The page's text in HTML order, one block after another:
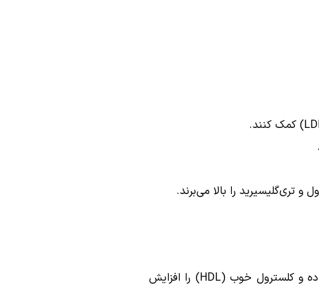
را بالا می‌برند.
ورزش هوازی: پیاده‌روی سریع، دوچرخه‌سواری، شنا و ایروبیک ۳۰ دقیقه در روز می‌تواند کلسترول بد را کاهش داده و کلسترول خوب (HDL) را افزایش